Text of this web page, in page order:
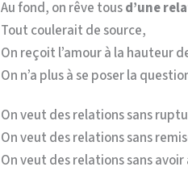
Au fond, on rêve tousd’une
Tout coulerait de source,
On reçoit l’amour à la hauteur
On n’a plus à se poser la
On veut des relations sans
On veut des relations sans
On veut des relations sans